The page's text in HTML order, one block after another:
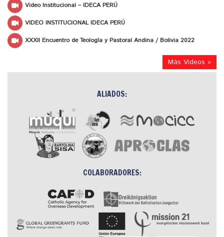
Video Institucional – IDECA PERÚ
VIDEO INSTITUCIONAL IDECA PERÚ
XXXII Encuentro de Teología y Pastoral Andina / Bolivia 2022
Más Videos »
ALIADOS:
COLABORADORES: